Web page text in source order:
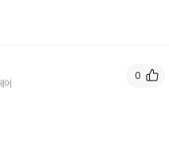
어
0